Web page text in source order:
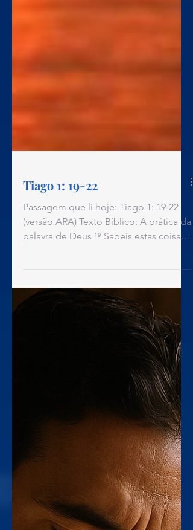
Tiago 1: 19-22
Passagem que li hoje: Tiago 1: 19-22
(versão ARA) Texto Bíblico: A prática da
pois, seja pronto para ouvir, tardio para
falar, tardio para se irar. ²⁰ Porque a ira
do homem não produz a justiça de
Deus. ²¹ Portanto, despojando-vos de
toda impureza e acúmulo de maldade,
acolhei, com mansidão, a palavra em
vós implantada, a qual é poderosa para
salvar a vossa alma. ²² Tornai-vos, pois,